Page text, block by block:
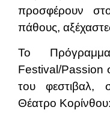
προσφέρουν
πάθους,
Το
Festival/Passion
του φεστιβαλ,
Θέατρο Κορίνθου: